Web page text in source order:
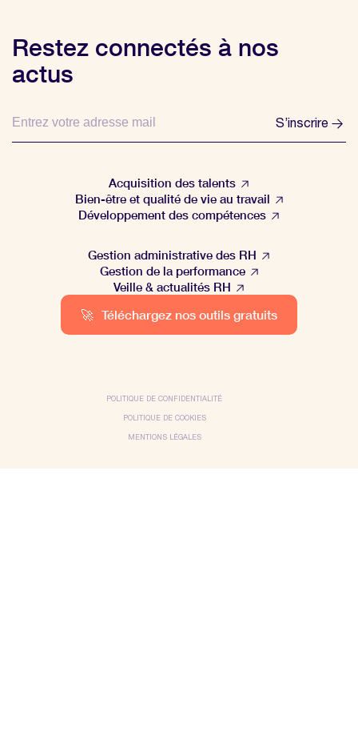
Restez connectés à nos
actus
S’inscrire
Acquisition des talents
Bien-être et qualité de vie au travail
Développement des compétences
Gestion administrative des RH
Gestion de la performance
Veille & actualités RH
🚀 Téléchargez nos outils gratuits
POLITIQUE DE CONFIDENTIALITÉ
POLITIQUE DE COOKIES
MENTIONS LÉGALES